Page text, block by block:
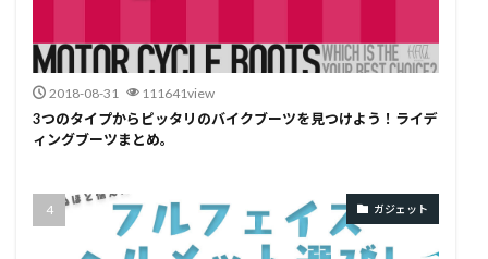
2018-08-31 111641view
3つのタイプからピッタリのバイクブーツを見つけよう！ライデ
ィングブーツまとめ。
ガジェット